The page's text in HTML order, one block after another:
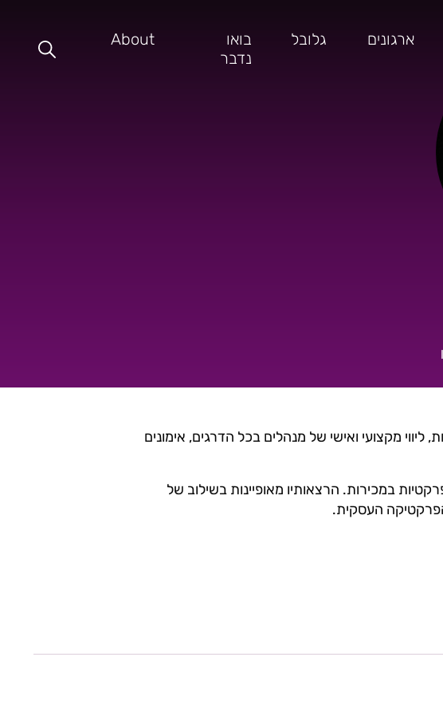
ארגונים גלובל
בואו
נדבר
About
גדרון
מקצועי ואישי של מנהלים בכל הדרגים, אימונים
במכירות. הרצאותיו מאופיינות בשילוב של
העסקית.